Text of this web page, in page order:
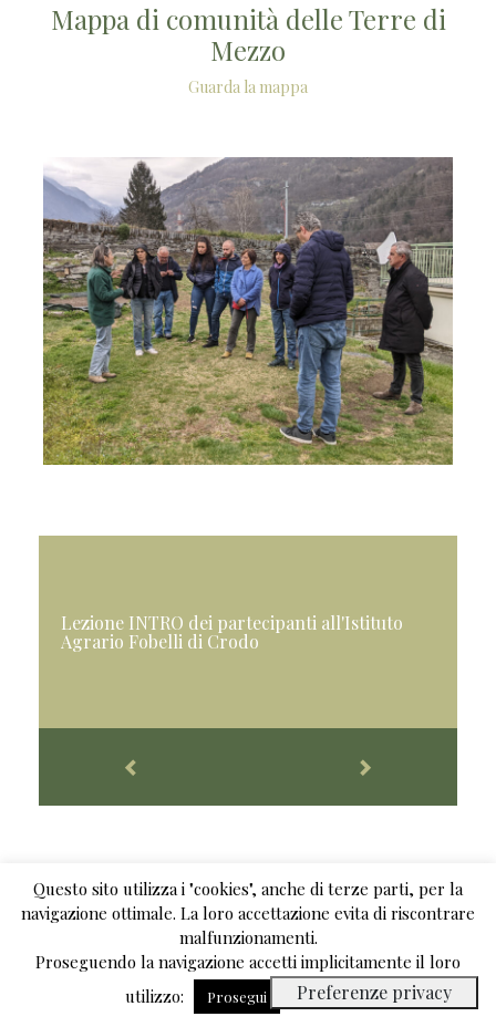
Mappa di comunità delle Terre di
Mezzo
Guarda la mappa
Lezione INTRO dei partecipanti all'Istituto
Agrario Fobelli di Crodo
< Torna indietro
Questo sito utilizza i "cookies", anche di terze parti, per la
navigazione ottimale. La loro accettazione evita di riscontrare
malfunzionamenti.
Proseguendo la navigazione accetti implicitamente il loro
utilizzo:
Prosegui Leggi tutto